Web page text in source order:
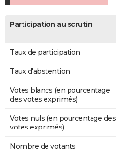
Participation au scrutin
Taux de participation
Taux d'abstention
Votes blancs (en pourcentage
des votes exprimés)
Votes nuls (en pourcentage des
votes exprimés)
Nombre de votants